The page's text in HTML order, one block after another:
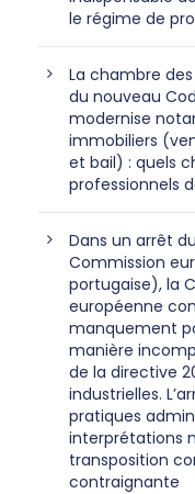
le régime de
La chambre
du nouveau
modernise
immobiliers
et bail) : quels
professionnels
Dans un arrêt
Commission
portugaise), la
européenne
manquement
manière
de la directive
industrielles.
pratiques
interprétations
transposition
contraignante